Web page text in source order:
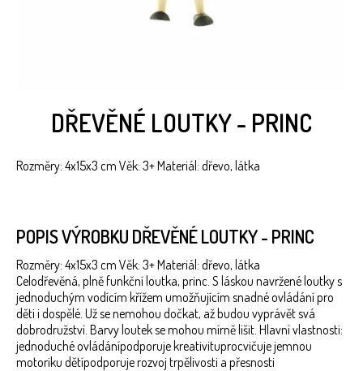
DŘEVĚNÉ LOUTKY - PRINC
Rozměry: 4x15x3 cm Věk: 3+ Materiál: dřevo, látka
POPIS VÝROBKU DŘEVĚNÉ LOUTKY - PRINC
Rozměry: 4x15x3 cm Věk: 3+ Materiál: dřevo, látka
Celodřevěná, plně funkční loutka, princ. S láskou navržené loutky s
jednoduchým vodícím křížem umožňujícím snadné ovládání pro
děti i dospělé. Už se nemohou dočkat, až budou vyprávět svá
dobrodružství. Barvy loutek se mohou mírně lišit. Hlavní vlastnosti:
jednoduché ovládánípodporuje kreativituprocvičuje jemnou
motoriku dětípodporuje rozvoj trpělivosti a přesnosti